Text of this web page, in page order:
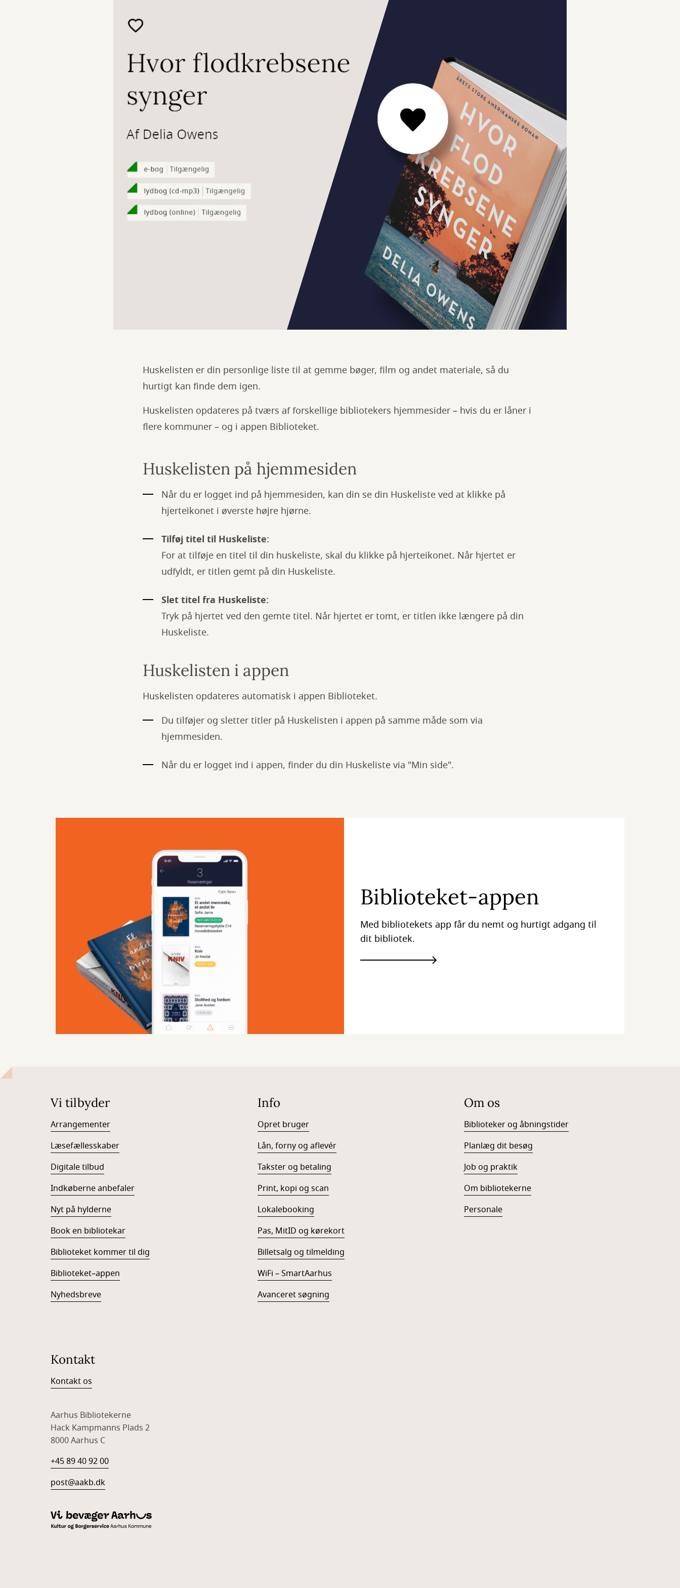
Huskelisten er din personlige liste til at gemme bøger, film og andet materiale, så du
hurtigt kan finde dem igen.
Huskelisten opdateres på tværs af forskellige bibliotekers hjemmesider – hvis du er låner i
flere kommuner – og i appen Biblioteket.
Huskelisten på hjemmesiden
Når du er logget ind på hjemmesiden, kan din se din Huskeliste ved at klikke på
hjerteikonet i øverste højre hjørne.
Tilføj titel til Huskeliste:
For at tilføje en titel til din huskeliste, skal du klikke på hjerteikonet. Når hjertet er
udfyldt, er titlen gemt på din Huskeliste.
Slet titel fra Huskeliste:
Tryk på hjertet ved den gemte titel. Når hjertet er tomt, er titlen ikke længere på din
Huskeliste.
Huskelisten i appen
Huskelisten opdateres automatisk i appen Biblioteket.
Du tilføjer og sletter titler på Huskelisten i appen på samme måde som via
hjemmesiden.
Når du er logget ind i appen, finder du din Huskeliste via "Min side".
Biblioteket-appen
Med bibliotekets app får du nemt og hurtigt adgang til
dit bibliotek.
Vi tilbyder
Arrangementer
Læsefællesskaber
Digitale tilbud
Indkøberne anbefaler
Nyt på hylderne
Book en bibliotekar
Biblioteket kommer til dig
Biblioteket–appen
Nyhedsbreve
Info
Opret bruger
Lån, forny og aflevér
Takster og betaling
Print, kopi og scan
Lokalebooking
Pas, MitID og kørekort
Billetsalg og tilmelding
WiFi – SmartAarhus
Avanceret søgning
Om os
Biblioteker og åbningstider
Planlæg dit besøg
Job og praktik
Om bibliotekerne
Personale
Kontakt
Kontakt os
Aarhus Bibliotekerne
Hack Kampmanns Plads 2
8000 Aarhus C
+45 89 40 92 00
post@aakb.dk